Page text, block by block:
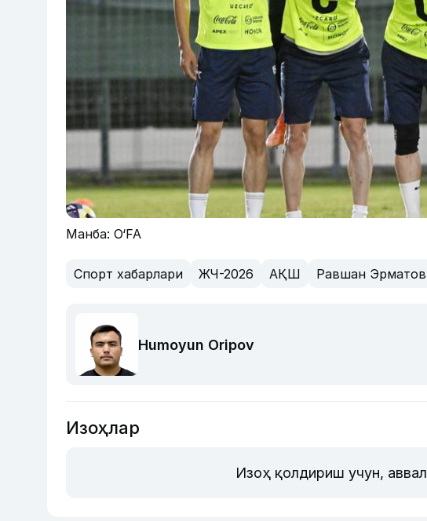
Манба: O‘FA
Спорт хабарлари ЖЧ-2026 АҚШ Равшан Эрматов
Humoyun Oripov
Изоҳлар
Изоҳ қолдириш учун, аввал